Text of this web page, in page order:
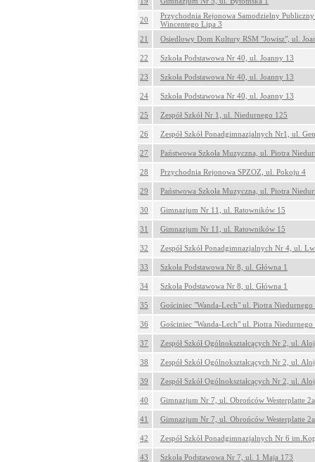
20
Przychodnia Rejonowa Samodzielny
Wincentego Lipa 3
21
Osiedlowy Dom Kultury RSM "Jowisz", ul.
22 Szkoła Podstawowa Nr 40, ul. Joanny 13
23 Szkoła Podstawowa Nr 40, ul. Joanny 13
24 Szkoła Podstawowa Nr 40, ul. Joanny 13
25 Zespół Szkół Nr 1, ul. Niedurnego 125
26 Zespół Szkół Ponadgimnazjalnych Nr1, ul.
27 Państwowa Szkoła Muzyczna, ul. Piotra
28 Przychodnia Rejonowa SPZOZ, ul. Pokoju 4
29 Państwowa Szkoła Muzyczna, ul. Piotra
30 Gimnazjum Nr 11, ul. Ratowników 15
31 Gimnazjum Nr 11, ul. Ratowników 15
32 Zespół Szkół Ponadgimnazjalnych Nr 4, ul.
33 Szkoła Podstawowa Nr 8, ul. Główna 1
34 Szkoła Podstawowa Nr 8, ul. Główna 1
35 Gościniec "Wanda-Lech" ul. Piotra Niedurnego
36 Gościniec "Wanda-Lech" ul. Piotra Niedurnego
37 Zespół Szkół Ogólnokształcących Nr 2, ul.
38 Zespół Szkół Ogólnokształcących Nr 2, ul.
39 Zespół Szkół Ogólnokształcących Nr 2, ul.
40 Gimnazjum Nr 7, ul. Obrońców Westerplatte 2a
41 Gimnazjum Nr 7, ul. Obrońców Westerplatte 2a
42 Zespół Szkół Ponadgimnazjalnych Nr 6
43 Szkoła Podstawowa Nr 7, ul. 1 Maja 173